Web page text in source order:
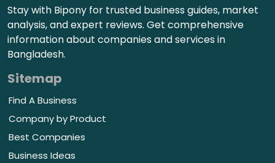
Stay with Bipony for trusted business guides, market
analysis, and expert reviews. Get comprehensive
information about companies and services in
Bangladesh.
Sitemap
Find A Business
Company by Product
Best Companies
Business Ideas